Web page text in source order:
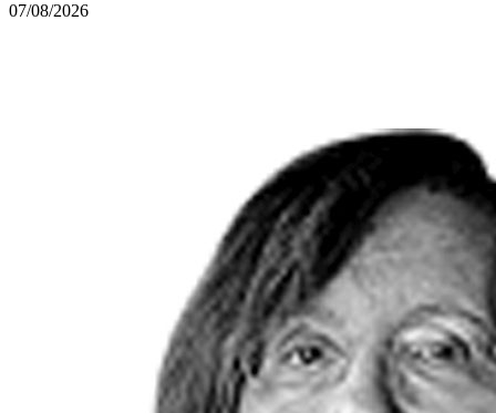
07/08/2026